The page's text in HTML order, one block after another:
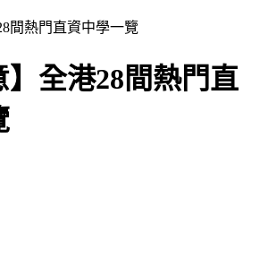
】全港28間熱門直